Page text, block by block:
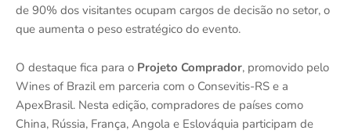
de 90% dos visitantes ocupam cargos de decisão no setor, o
que aumenta o peso estratégico do evento.
O destaque fica para o Projeto Comprador, promovido pelo
Wines of Brazil em parceria com o Consevitis-RS e a
ApexBrasil. Nesta edição, compradores de países como
China, Rússia, França, Angola e Eslováquia participam de